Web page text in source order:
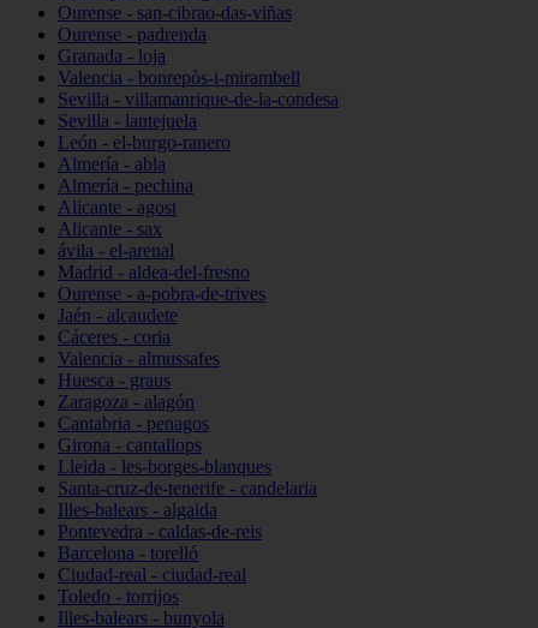
Ourense - san-cibrao-das-viñas
Ourense - padrenda
Granada - loja
Valencia - bonrepòs-i-mirambell
Sevilla - villamanrique-de-la-condesa
Sevilla - lantejuela
León - el-burgo-ranero
Almería - abla
Almería - pechina
Alicante - agost
Alicante - sax
ávila - el-arenal
Madrid - aldea-del-fresno
Ourense - a-pobra-de-trives
Jaén - alcaudete
Cáceres - coria
Valencia - almussafes
Huesca - graus
Zaragoza - alagón
Cantabria - penagos
Girona - cantallops
Lleida - les-borges-blanques
Santa-cruz-de-tenerife - candelaria
Illes-balears - algaida
Pontevedra - caldas-de-reis
Barcelona - torelló
Ciudad-real - ciudad-real
Toledo - torrijos
Illes-balears - bunyola